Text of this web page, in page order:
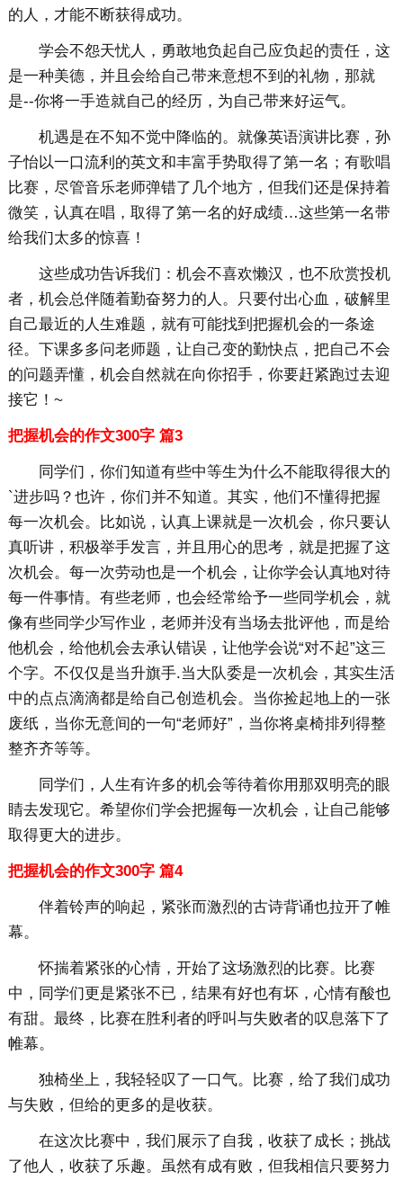
的人，才能不断获得成功。
学会不怨天忧人，勇敢地负起自己应负起的责任，这
是一种美德，并且会给自己带来意想不到的礼物，那就
是--你将一手造就自己的经历，为自己带来好运气。
机遇是在不知不觉中降临的。就像英语演讲比赛，孙
子怡以一口流利的英文和丰富手势取得了第一名；有歌唱
比赛，尽管音乐老师弹错了几个地方，但我们还是保持着
微笑，认真在唱，取得了第一名的好成绩…这些第一名带
给我们太多的惊喜！
这些成功告诉我们：机会不喜欢懒汉，也不欣赏投机
者，机会总伴随着勤奋努力的人。只要付出心血，破解里
自己最近的人生难题，就有可能找到把握机会的一条途
径。下课多多问老师题，让自己变的勤快点，把自己不会
的问题弄懂，机会自然就在向你招手，你要赶紧跑过去迎
接它！~
把握机会的作文300字 篇3
同学们，你们知道有些中等生为什么不能取得很大的
`进步吗？也许，你们并不知道。其实，他们不懂得把握
每一次机会。比如说，认真上课就是一次机会，你只要认
真听讲，积极举手发言，并且用心的思考，就是把握了这
次机会。每一次劳动也是一个机会，让你学会认真地对待
每一件事情。有些老师，也会经常给予一些同学机会，就
像有些同学少写作业，老师并没有当场去批评他，而是给
他机会，给他机会去承认错误，让他学会说“对不起”这三
个字。不仅仅是当升旗手.当大队委是一次机会，其实生活
中的点点滴滴都是给自己创造机会。当你捡起地上的一张
废纸，当你无意间的一句“老师好”，当你将桌椅排列得整
整齐齐等等。
同学们，人生有许多的机会等待着你用那双明亮的眼
睛去发现它。希望你们学会把握每一次机会，让自己能够
取得更大的进步。
把握机会的作文300字 篇4
伴着铃声的响起，紧张而激烈的古诗背诵也拉开了帷
幕。
怀揣着紧张的心情，开始了这场激烈的比赛。比赛
中，同学们更是紧张不已，结果有好也有坏，心情有酸也
有甜。最终，比赛在胜利者的呼叫与失败者的叹息落下了
帷幕。
独椅坐上，我轻轻叹了一口气。比赛，给了我们成功
与失败，但给的更多的是收获。
在这次比赛中，我们展示了自我，收获了成长；挑战
了他人，收获了乐趣。虽然有成有败，但我相信只要努力